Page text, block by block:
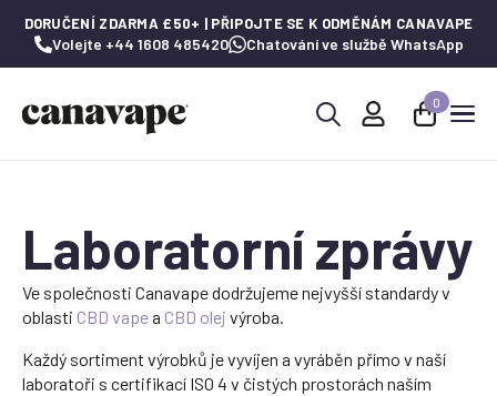
DORUČENÍ ZDARMA £50+ | PŘIPOJTE SE K ODMĚNÁM CANAVAPE
Volejte +44 1608 485420 Chatování ve službě WhatsApp
0
Laboratorní zprávy
Ve společnosti Canavape dodržujeme nejvyšší standardy v
oblasti CBD vapea CBD olej výroba.
Každý sortiment výrobků je vyvíjen a vyráběn přímo v naší
laboratoři s certifikací ISO 4 v čistých prostorách naším